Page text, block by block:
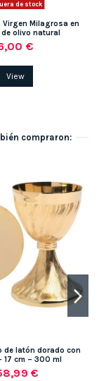
de stock
Virgen Milagrosa en
olivo natural
€
View
compraron:
de latón dorado con
17 cm – 300 ml
€